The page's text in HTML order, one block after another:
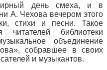
день смеха, и в
А. Чехова вечером этого
стихи и песни. Такое
библиотеки
объединение
собравшее в своих
и музыкантов.